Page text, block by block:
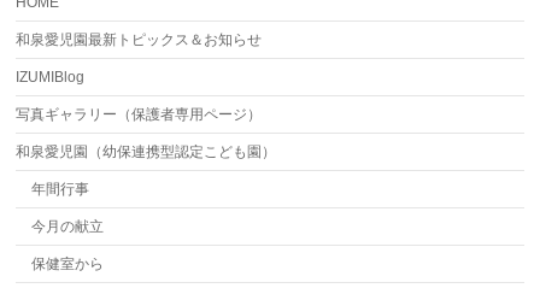
和泉愛児園最新トピックス＆お知らせ
IZUMIBlog
写真ギャラリー（保護者専用ページ）
和泉愛児園（幼保連携型認定こども園）
年間行事
今月の献立
保健室から